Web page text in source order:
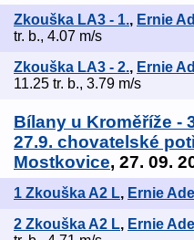
Zkouška LA3 - 1., Ernie
tr. b., 4.07 m/s
Zkouška LA3 - 2., Ernie
11.25 tr. b., 3.79 m/s
Bílany u Kroměříže -
27.9. chovatelské
Mostkovice, 27. 09.
1 Zkouška A2 L, Ernie
2 Zkouška A2 L, Ernie